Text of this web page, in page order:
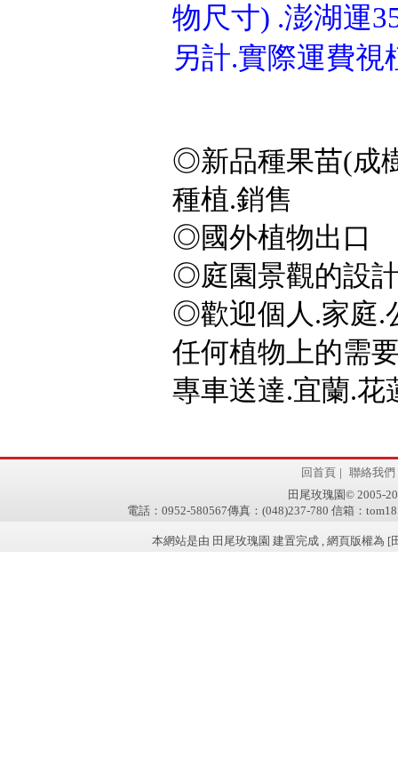
物尺寸) .澎湖運
另計.實際運費
◎新品種果苗(成
種植.銷售
◎國外植物出口
◎庭園景觀的設
◎歡迎個人.家庭.
任何植物上的需
專車送達.宜蘭.花
回首頁 | 聯絡我們
田尾玫瑰園© 2005-
電話：0952-580567傳真：(048)237-780 信箱：
本網站是由 田尾玫瑰園 建置完成 , 網頁版權為